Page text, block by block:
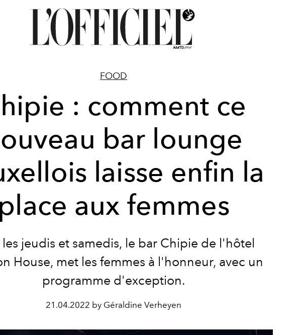
FOOD
: comment ce
bar lounge
laisse enfin la
place aux femmes
les jeudis et samedis, le bar Chipie de l'hôtel
House, met les femmes à l'honneur, avec un
programme d'exception.
21.04.2022 by Géraldine Verheyen